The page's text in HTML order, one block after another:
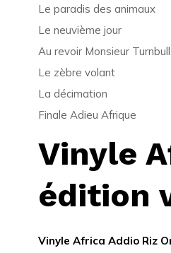
Le paradis des animaux
Le neuvième jour
Au revoir Monsieur Turnbull
Le zèbre volant
La décimation
Finale Adieu Afrique
Vinyle
édition
Vinyle Africa Addio Riz